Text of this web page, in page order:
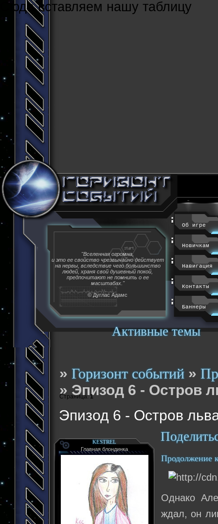
Cюда вставляем нашу таблицу
Активные темы
"Вселенная огромна,
и это ее свойство чрезвычайно действует
на нервы, вследствие чего большинство
людей, храня свой душевный покой,
предпочитают не помнить о ее
масштабах."
© Дуглас Адамс
Об игре
Новичкам
Навигация
Контакты
Баннеры
»Горизонт событий »
» Эпизод 6 - Остров
Эпизод 6 - Остров
Страница:1
KESTREL
Главная блондинка
Продолжение
Однако
ждал, он